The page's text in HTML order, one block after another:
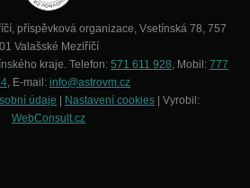
příspěvková organizace, Vsetínská 78, 757
01 Valašské Meziříčí
kraje. Telefon: 571 611 928, Mobil: 777
, E-mail: info@astrovm.cz
údaje
Nastavení cookies | Vyrobil:
WebConsult.cz